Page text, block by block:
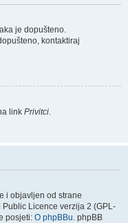
je dopušteno.
kontaktiraj
link Privitci.
i objavljen od strane
Licence verzija 2 (GPL-
posjeti: O phpBBu. phpBB